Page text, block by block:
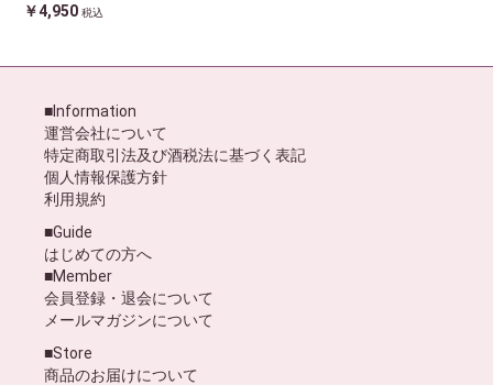
￥4,950 税込
■Information
運営会社について
特定商取引法及び酒税法に基づく表記
個人情報保護方針
利用規約
■Guide
はじめての方へ
■Member
会員登録・退会について
メールマガジンについて
■Store
商品のお届けについて